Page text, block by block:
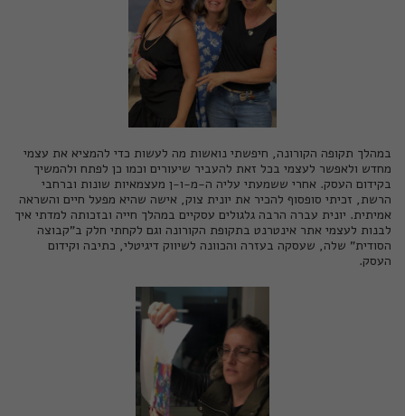
במהלך תקופה הקורונה, חיפשתי נואשות מה לעשות כדי להמציא את עצמי
מחדש ולאפשר לעצמי בכל זאת להעביר שיעורים וכמו כן לפתח ולהמשיך
בקידום העסק. אחרי ששמעתי עליה ה-מ-ו-ן מעצמאיות שונות וברחבי
הרשת, זכיתי סופסוף להכיר את יונית צוק, אישה שהיא מפעל חיים והשראה
אמיתית. יונית עברה הרבה גלגולים עסקיים במהלך חייה ובזכותה למדתי איך
לבנות לעצמי אתר אינטרנט בתקופת הקורונה וגם לקחתי חלק ב"קבוצה
הסודית" שלה, שעסקה בעזרה והכוונה לשיווק דיגיטלי, כתיבה וקידום
העסק.